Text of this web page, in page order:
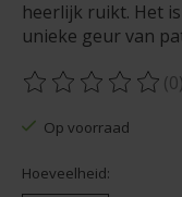
heerlijk ruikt. Het
unieke geur van
De beoordeling (0)
Op voorraad
Hoeveelheid: